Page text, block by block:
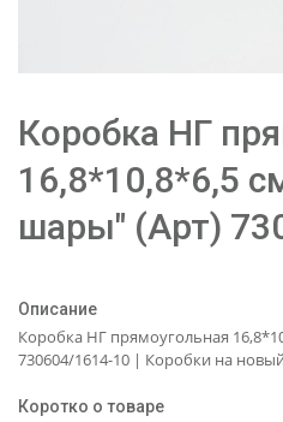
Коробка НГ
16,8*10,8*6,5
шары" (Арт)
Описание
Коробка НГ прямоугольная
730604/1614-10 | Коробки на
Коротко о товаре